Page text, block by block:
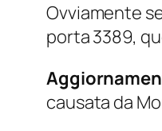
Ovviamente
porta 3389,
causata da